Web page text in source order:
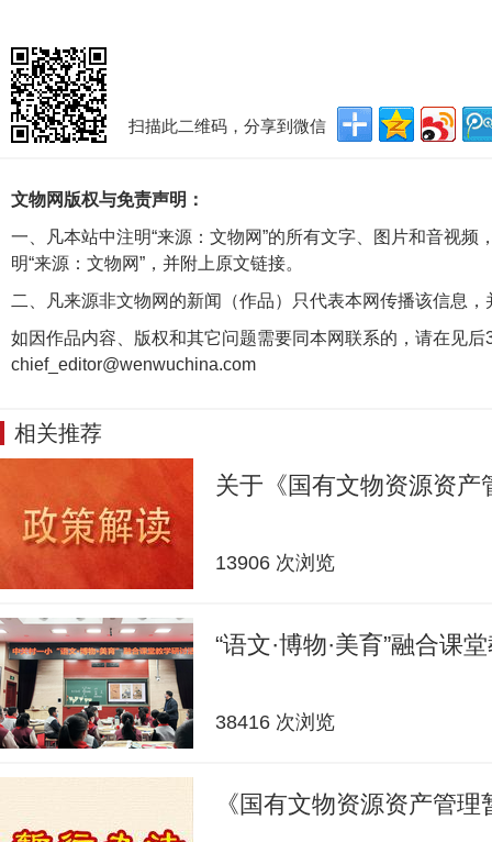
扫描此二维码，分享到微信
文物网版权与免责声明：
一、凡本站中注明“来源：文物网”的所有文字、图片和音视
明“来源：文物网”，并附上原文链接。
二、凡来源非文物网的新闻（作品）只代表本网传播该信息
如因作品内容、版权和其它问题需要同本网联系的，请在见后
chief_editor@wenwuchina.com
相关推荐
关于《国有文物资源资
13906 次浏览
“语文·博物·美育”融合课
38416 次浏览
《国有文物资源资产管